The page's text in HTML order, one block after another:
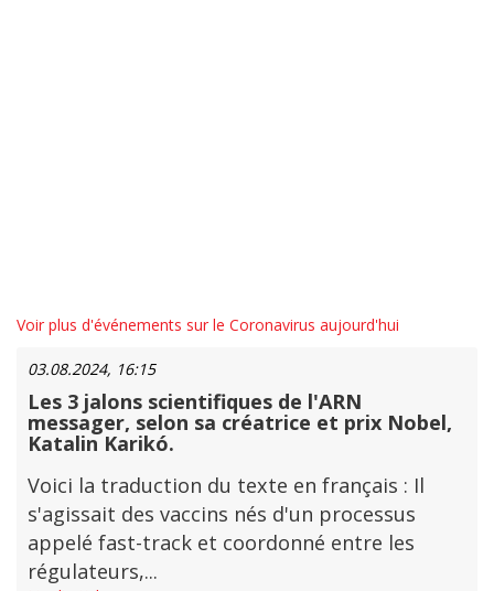
Voir plus d'événements sur le Coronavirus aujourd'hui
03.08.2024, 16:15
Les 3 jalons scientifiques de l'ARN
messager, selon sa créatrice et prix Nobel,
Katalin Karikó.
Voici la traduction du texte en français : Il
s'agissait des vaccins nés d'un processus
appelé fast-track et coordonné entre les
régulateurs,...